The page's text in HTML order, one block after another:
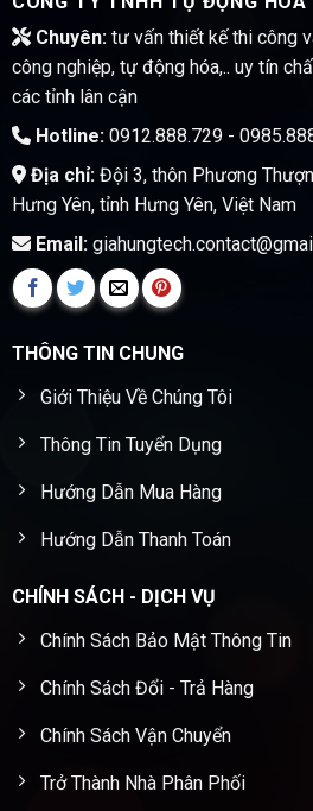
Chuyên:tư vấn thiết kế thi công
công nghiệp, tự động hóa,.. uy tín
các tỉnh lân cận
Hotline:0912.888.729 -
Địa chỉ:Đội 3, thôn Phương
Hưng Yên, tỉnh Hưng Yên, Việt Nam
Email:
THÔNG TIN CHUNG
Giới Thiệu Về Chúng Tôi
Thông Tin Tuyển Dụng
Hướng Dẫn Mua Hàng
Hướng Dẫn Thanh Toán
CHÍNH SÁCH - DỊCH VỤ
Chính Sách Bảo Mật Thông Tin
Chính Sách Đổi - Trả Hàng
Chính Sách Vận Chuyển
Trở Thành Nhà Phân Phối